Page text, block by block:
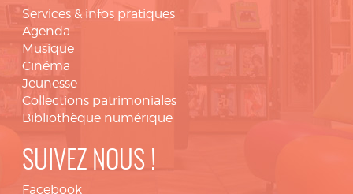
Services & infos pratiques
Agenda
Musique
Cinéma
Jeunesse
Collections patrimoniales
Bibliothèque numérique
SUIVEZ NOUS !
Facebook